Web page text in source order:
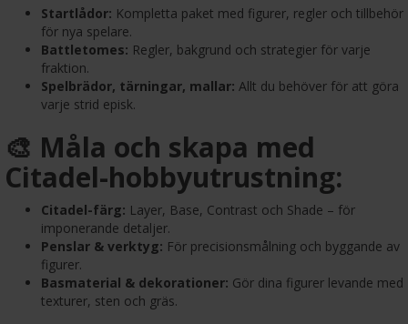
Startlådor: Kompletta paket med figurer, regler och tillbehör
för nya spelare.
Battletomes: Regler, bakgrund och strategier för varje
fraktion.
Spelbrädor, tärningar, mallar: Allt du behöver för att göra
varje strid episk.
🎨 Måla och skapa med
Citadel-hobbyutrustning:
Citadel-färg: Layer, Base, Contrast och Shade – för
imponerande detaljer.
Penslar & verktyg: För precisionsmålning och byggande av
figurer.
Basmaterial & dekorationer: Gör dina figurer levande med
texturer, sten och gräs.